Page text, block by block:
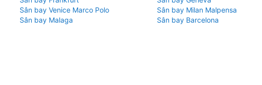
Sân bay Venice Marco Polo
Sân bay Milan Malpensa
Sân bay Malaga
Sân bay Barcelona